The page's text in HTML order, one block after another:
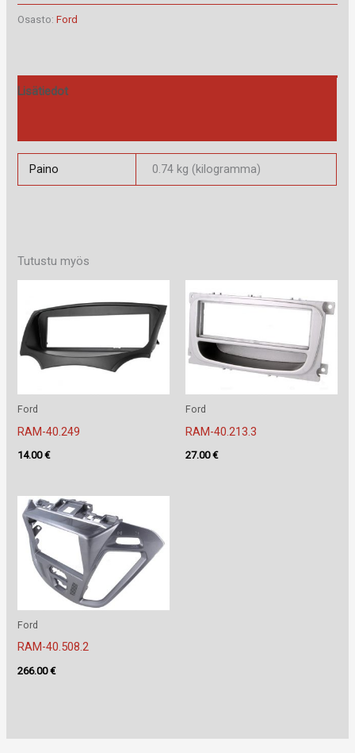
määrä
Osasto:Ford
Lisätiedot
Paino 0.74 kg (kilogramma)
Tutustu myös
Ford
RAM-40.249
14.00€
Ford
RAM-40.213.3
27.00€
Ford
RAM-40.508.2
266.00€